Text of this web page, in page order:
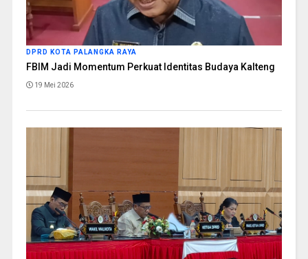
DPRD KOTA PALANGKA RAYA
FBIM Jadi Momentum Perkuat Identitas Budaya Kalteng
19 Mei 2026